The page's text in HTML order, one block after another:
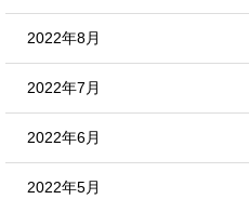
2022年8月
2022年7月
2022年6月
2022年5月